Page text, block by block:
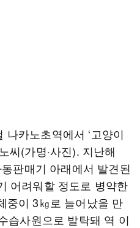
카노초역에서 ‘고양이
씨(가명·사진). 지난해
판매기 아래에서 발견된
어려워할 정도로 병약한
중이 3㎏로 늘어났을 만
습사원으로 발탁돼 역 이